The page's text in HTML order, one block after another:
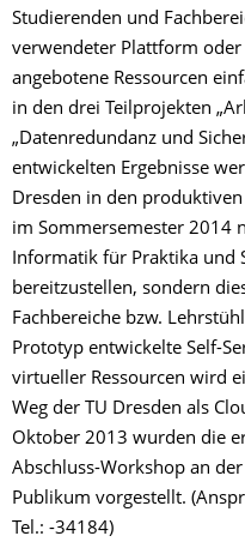
Studierenden und
verwendeter Plattform
angebotene Ressourcen
in den drei Teilprojekten
„Datenredundanz und
entwickelten Ergebnisse
Dresden in den
im Sommersemester 2014
Informatik für Praktika und
bereitzustellen, sondern
Fachbereiche bzw.
Prototyp entwickelte Self-
virtueller Ressourcen wird
Weg der TU Dresden als
Oktober 2013 wurden die
Abschluss-Workshop an
Publikum vorgestellt.
Tel.: -34184)